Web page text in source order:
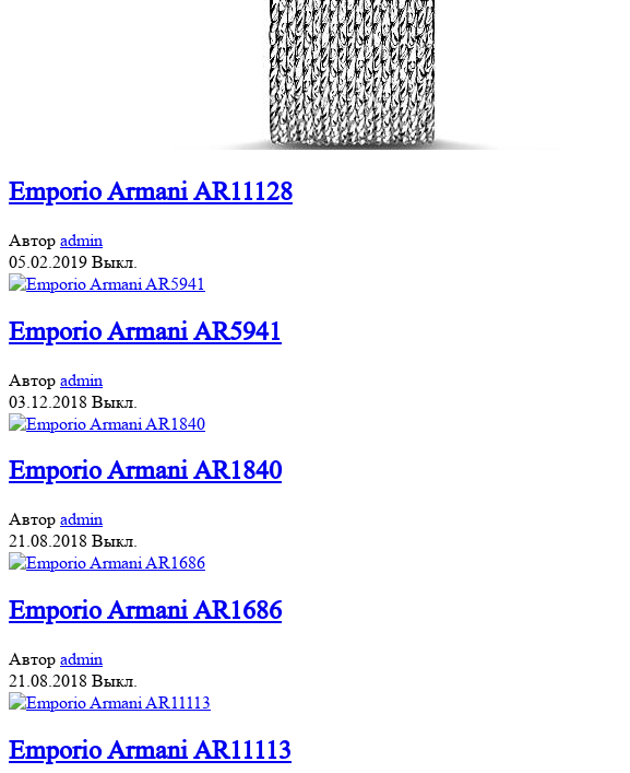
Emporio Armani AR11128
Автор admin
05.02.2019 Выкл.
Emporio Armani AR5941
Автор admin
03.12.2018 Выкл.
Emporio Armani AR1840
Автор admin
21.08.2018 Выкл.
Emporio Armani AR1686
Автор admin
21.08.2018 Выкл.
Emporio Armani AR11113